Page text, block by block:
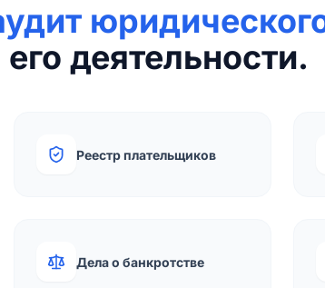
деятельности.
Реестр плательщиков
Дела о банкротстве